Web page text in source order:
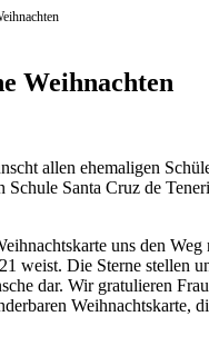
Weihnachten
allen ehemaligen
Schule Santa Cruz de
uns den Weg
weist. Die Sterne stellen
dar. Wir gratulieren
Weihnachtskarte,